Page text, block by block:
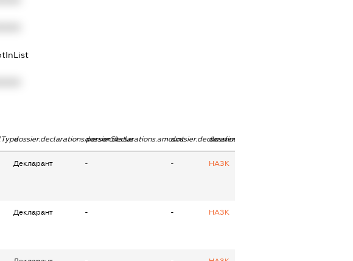
dossier.declarations.personStatusdossier.declarations.amountdossier.declarations.currency
dossier.declarations.source
Декларант - - НАЗК
Декларант - - НАЗК